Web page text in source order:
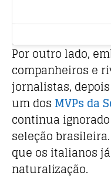
Por outro lado,
companheiros e
jornalistas,
um dos MVPs da
continua
seleção
que os italianos
naturalização.